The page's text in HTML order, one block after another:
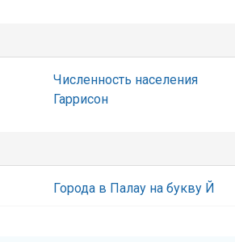
Численность населения
Гаррисон
Города в Палау на букву Й